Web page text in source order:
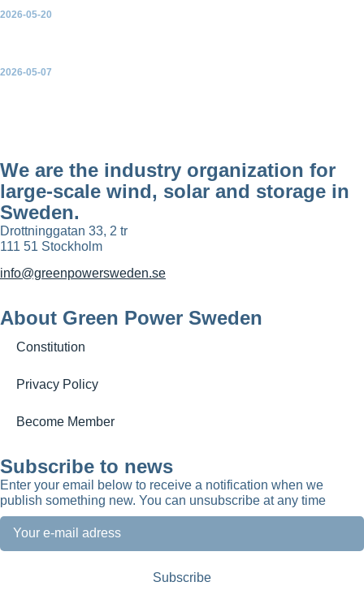
2026-05-20
2026-05-07
We are the industry organization for
large-scale wind, solar and storage in
Sweden.
Drottninggatan 33, 2 tr
111 51 Stockholm
info@greenpowersweden.se
About Green Power Sweden
Constitution
Privacy Policy
Become Member
Subscribe to news
Enter your email below to receive a notification when we
publish something new. You can unsubscribe at any time